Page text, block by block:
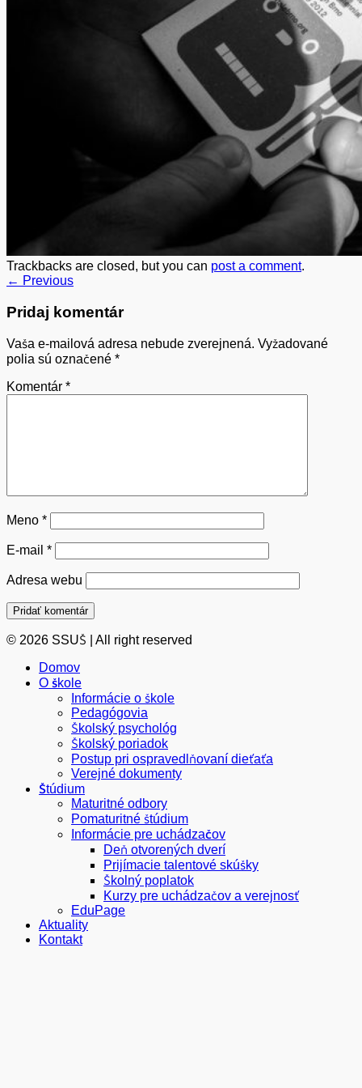
Trackbacks are closed, but you can post a comment.
← Previous
Pridaj komentár
Vaša e-mailová adresa nebude zverejnená. Vyžadované
polia sú označené *
Komentár *
Meno *
E-mail *
Adresa webu
© 2026 SSUŠ | All right reserved
Domov
O škole
Informácie o škole
Pedagógovia
Školský psychológ
Školský poriadok
Postup pri ospravedlňovaní dieťaťa
Verejné dokumenty
Štúdium
Maturitné odbory
Pomaturitné štúdium
Informácie pre uchádzačov
Deň otvorených dverí
Prijímacie talentové skúšky
Školný poplatok
Kurzy pre uchádzačov a verejnosť
EduPage
Aktuality
Kontakt